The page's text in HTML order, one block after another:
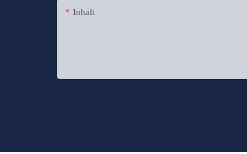
Inhalt